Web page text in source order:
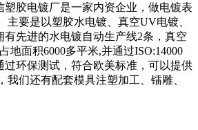
塑胶电镀厂是一家内资企业，做电镀表
主要是以塑胶水电镀、真空UV电镀、
有先进的水电镀自动生产线2条，真空
地面积6000多平米,并通过ISO:14000
过环保测试，符合欧美标准，可以提供
我们还有配套模具注塑加工、镭雕、